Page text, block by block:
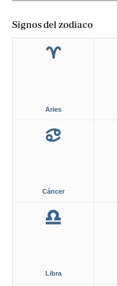
Signos del zodiaco
Aries
Cáncer
Libra